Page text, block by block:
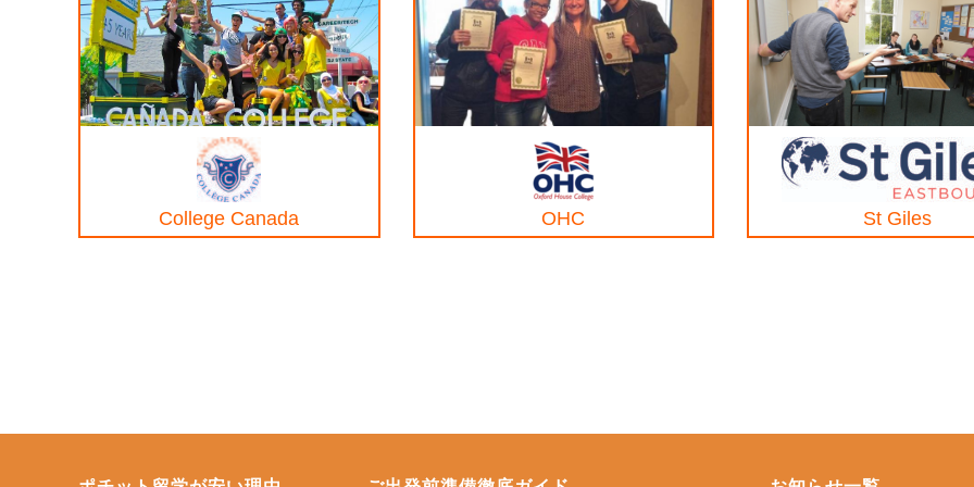
College Canada OHC St Giles